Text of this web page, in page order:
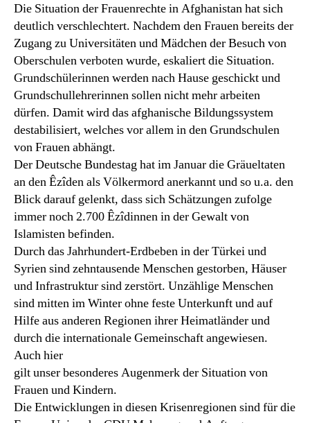
Die Situation der Frauenrechte in Afghanistan hat sich
deutlich verschlechtert. Nachdem den Frauen bereits der
Zugang zu Universitäten und Mädchen der Besuch von
Oberschulen verboten wurde, eskaliert die Situation.
Grundschülerinnen werden nach Hause geschickt und
Grundschullehrerinnen sollen nicht mehr arbeiten
dürfen. Damit wird das afghanische Bildungssystem
destabilisiert, welches vor allem in den Grundschulen
von Frauen abhängt.
Der Deutsche Bundestag hat im Januar die Gräueltaten
an den Êzîden als Völkermord anerkannt und so u.a. den
Blick darauf gelenkt, dass sich Schätzungen zufolge
immer noch 2.700 Êzîdinnen in der Gewalt von
Islamisten befinden.
Durch das Jahrhundert-Erdbeben in der Türkei und
Syrien sind zehntausende Menschen gestorben, Häuser
und Infrastruktur sind zerstört. Unzählige Menschen
sind mitten im Winter ohne feste Unterkunft und auf
Hilfe aus anderen Regionen ihrer Heimatländer und
durch die internationale Gemeinschaft angewiesen.
Auch hier
gilt unser besonderes Augenmerk der Situation von
Frauen und Kindern.
Die Entwicklungen in diesen Krisenregionen sind für die